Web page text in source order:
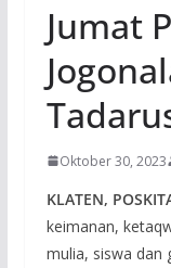
Jumat
Oktober 30, 2023
KLATEN,
keimanan,
mulia, siswa dan